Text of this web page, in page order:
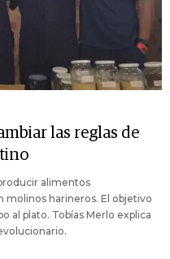
las reglas de
alimentos
molinos harineros. El objetivo
al plato. Tobías Merlo explica